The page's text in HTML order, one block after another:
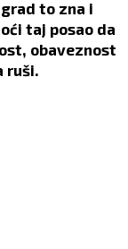
to zna i
taj posao da
obaveznost
ruši.